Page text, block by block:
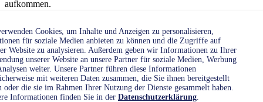
aufkommen.
Herstellungszeitraums(vgl. BGH, Urteil vom 27.06.1979 – IV ZR
174/77, BGHZ 75, 50, 55).
mehr Informationen
Cookies, um Inhalte und Anzeigen zu personalisieren,
für soziale Medien anbieten zu können und die Zugriffe auf
Website zu analysieren. Außerdem geben wir Informationen zu Ihrer
unserer Website an unsere Partner für soziale Medien, Werbung
weiter. Unsere Partner führen diese Informationen
mit weiteren Daten zusammen, die Sie ihnen bereitgestellt
oder die sie im Rahmen Ihrer Nutzung der Dienste gesammelt haben.
Informationen finden Sie in der Datenschutzerklärung.